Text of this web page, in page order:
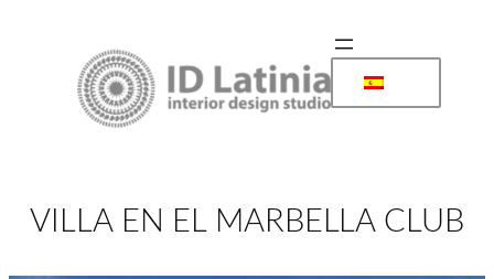
VILLA EN EL MARBELLA CLUB